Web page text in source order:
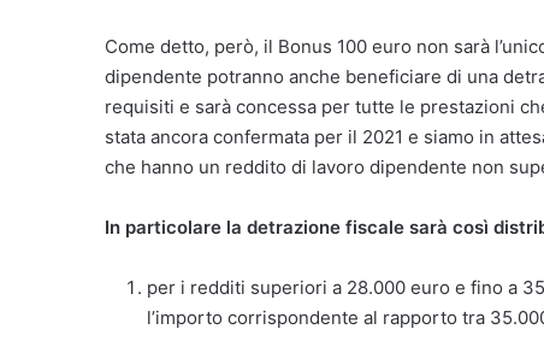
Come detto, però, il Bonus 100 euro non sarà
dipendente potranno anche beneficiare di una
requisiti e sarà concessa per tutte le prestazioni
stata ancora confermata per il 2021 e siamo in
che hanno un reddito di lavoro dipendente non
In particolare la detrazione fiscale sarà così
per i redditi superiori a 28.000 euro e fino a
l’importo corrispondente al rapporto tra